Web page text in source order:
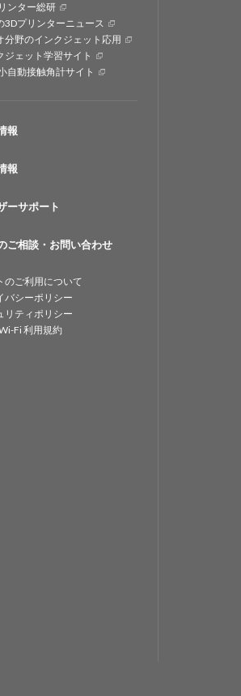
ンター総研
3Dプリンターニュース
分野のインクジェット応用
ジェット学習サイト
自動接触角計サイト
報
報
ーサポート
ご相談・お問い合わせ
のご利用について
バシーポリシー
リティポリシー
Fi 利用規約